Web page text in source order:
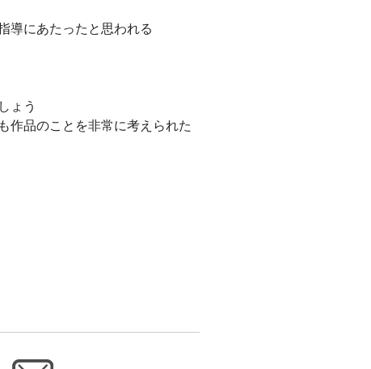
導にあたったと思われる
ょう
品のことを非常に考えられた